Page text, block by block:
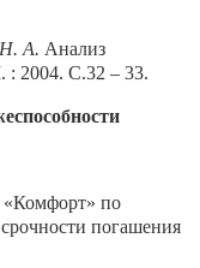
А. Анализ
: 2004. С.32 – 33.
«Комфорт» по
погашения